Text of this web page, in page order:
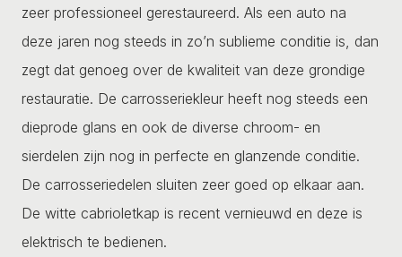
zeer professioneel gerestaureerd. Als een auto na
deze jaren nog steeds in zo’n sublieme conditie is, dan
zegt dat genoeg over de kwaliteit van deze grondige
restauratie. De carrosseriekleur heeft nog steeds een
dieprode glans en ook de diverse chroom- en
sierdelen zijn nog in perfecte en glanzende conditie.
De carrosseriedelen sluiten zeer goed op elkaar aan.
De witte cabrioletkap is recent vernieuwd en deze is
elektrisch te bedienen.